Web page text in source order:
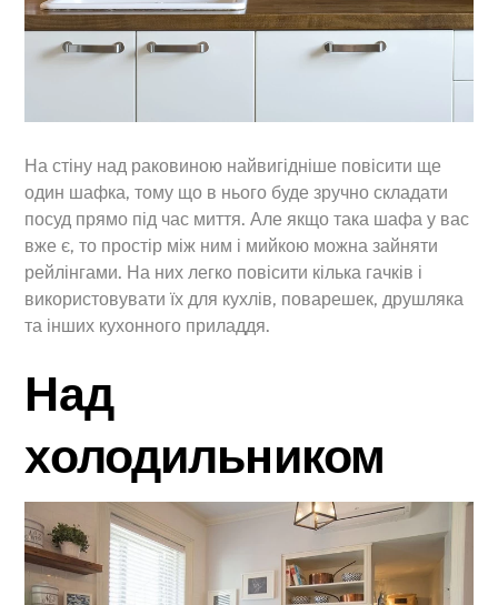
На стіну над раковиною найвигідніше повісити ще
один шафка, тому що в нього буде зручно складати
посуд прямо під час миття. Але якщо така шафа у вас
вже є, то простір між ним і мийкою можна зайняти
рейлінгами. На них легко повісити кілька гачків і
використовувати їх для кухлів, поварешек, друшляка
та інших кухонного приладдя.
Над
холодильником